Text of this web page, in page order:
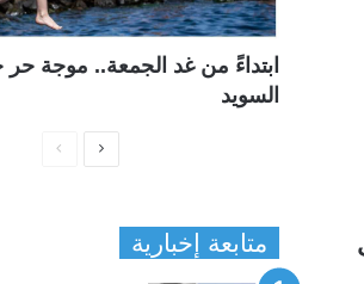
ابتداءً من غد الجمعة.. موجة
السويد
متابعة إخبارية